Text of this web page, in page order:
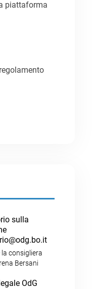
piattaforma
sulla
la consigliera
Bersani
OdG